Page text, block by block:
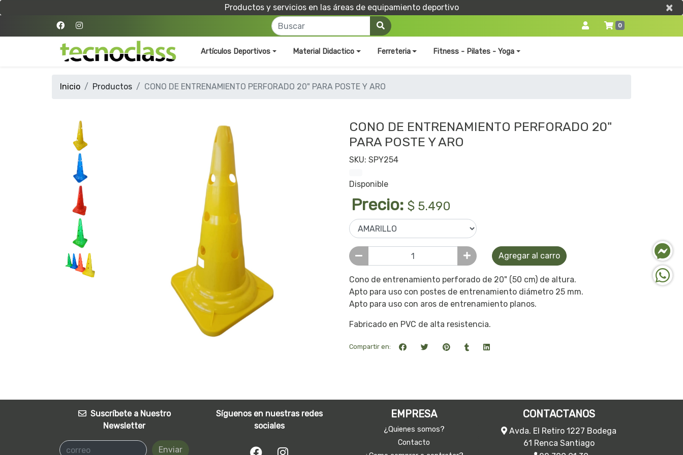
Productos y servicios en las áreas de equipamiento deportivo ×
×
0
Artículos Deportivos Material Didactico Ferreteria Fitness - Pilates - Yoga
Inicio Productos CONO DE ENTRENAMIENTO PERFORADO 20" PARA POSTE Y ARO
CONO DE ENTRENAMIENTO PERFORADO 20"
PARA POSTE Y ARO
SKU: SPY254
Disponible
Precio: $ 5.490
Agregar al carro
Cono de entrenamiento perforado de 20" (50 cm) de altura.
Apto para uso con postes de entrenamiento diámetro 25 mm.
Apto para uso con aros de entrenamiento planos.
Fabricado en PVC de alta resistencia.
Compartir en:
Suscríbete a Nuestro
Newsletter
Enviar
Síguenos en nuestras redes
sociales
EMPRESA
¿Quienes somos?
Contacto
CONTACTANOS
Avda. El Retiro 1227 Bodega
61 Renca Santiago